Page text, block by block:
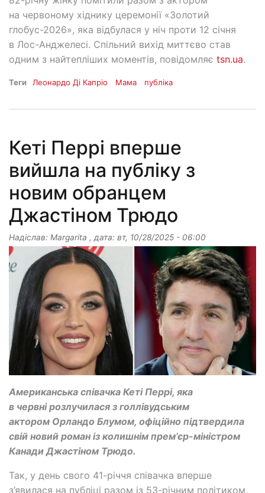
на червоному хіднику церемонії «Золотий
глобус-2026», яка відбулася у ніч проти 12 січня
в Лос-Анджелесі. Спільний вихід миттєво став
одним з найтепліших моментів, повідомляє tsn.ua.
Теги Леонардо Ді Капріо Мама публіка
Кеті Перрі вперше
вийшла на публіку з
новим обранцем
Джастіном Трюдо
Надіслав: Margarita , дата: вт, 10/28/2025 - 06:00
Американська співачка Кеті Перрі, яка
в червні розлучилася з голлівудським
актором Орландо Блумом, офіційно підтвердила
свій новий роман із колишнім прем’єр-міністром
Канади Джастіном Трюдо.
Так, у день свого 41-річчя співачка вперше
з’явилася на публіці разом із 53-річним політиком,